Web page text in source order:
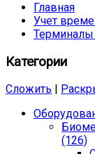
Главная
Учет
Терминалы
Категории
Сложить
(126)